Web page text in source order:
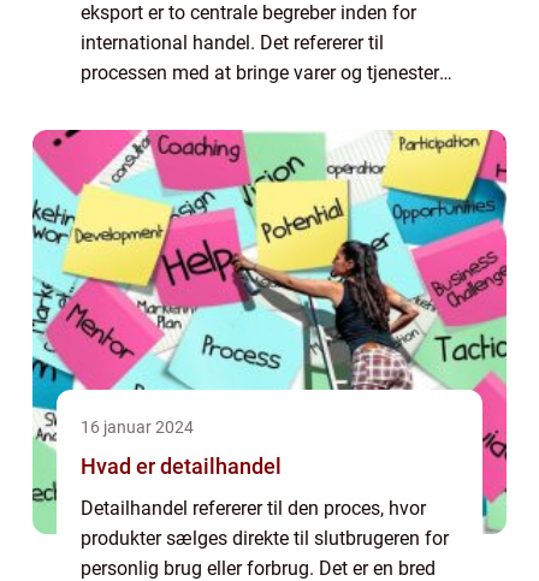
eksport er to centrale begreber inden for
international handel. Det refererer til
processen med at bringe varer og tjenester
et land til andre (eksport). For både priva...
16 januar 2024
Hvad er detailhandel
Detailhandel refererer til den proces, hvor
produkter sælges direkte til slutbrugeren for
personlig brug eller forbrug. Det er en bred